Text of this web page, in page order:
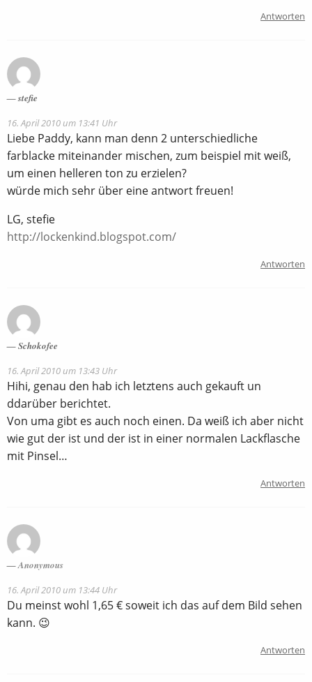
Antworten
stefie
16. April 2010 um 13:41 Uhr
Liebe Paddy, kann man denn 2 unterschiedliche
farblacke miteinander mischen, zum beispiel mit weiß,
um einen helleren ton zu erzielen?
würde mich sehr über eine antwort freuen!
LG, stefie
http://lockenkind.blogspot.com/
Antworten
Schokofee
16. April 2010 um 13:43 Uhr
Hihi, genau den hab ich letztens auch gekauft un
ddarüber berichtet.
Von uma gibt es auch noch einen. Da weiß ich aber nicht
wie gut der ist und der ist in einer normalen Lackflasche
mit Pinsel…
Antworten
Anonymous
16. April 2010 um 13:44 Uhr
Du meinst wohl 1,65 € soweit ich das auf dem Bild sehen
kann. 😉
Antworten